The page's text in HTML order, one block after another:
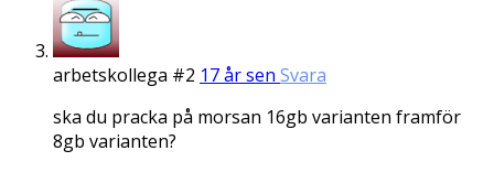
arbetskollega #2 17 år sen Svara
ska du pracka på morsan 16gb varianten framför
8gb varianten?